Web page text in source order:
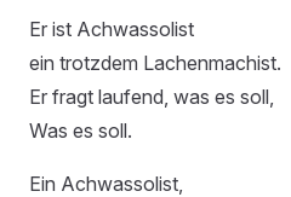
Er ist Achwassolist
ein trotzdem Lachenmachist.
Er fragt laufend, was es soll,
Was es soll.
Ein Achwassolist,